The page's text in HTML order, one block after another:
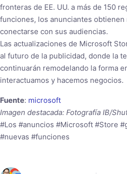
fronteras de EE. UU. a más de 150
funciones, los anunciantes
conectarse con sus audiencias.
Las actualizaciones de Microsoft
al futuro de la publicidad, donde la
continuarán remodelando la forma
interactuamos y hacemos negocios.
Fuente: microsoft
Imagen destacada: Fotografía IB/
#Los #anuncios #Microsoft #Store
#nuevas #funciones